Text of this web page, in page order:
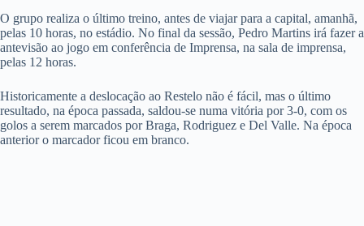
O grupo realiza o último treino, antes de viajar para a capital, amanhã,
pelas 10 horas, no estádio. No final da sessão, Pedro Martins irá fazer a
antevisão ao jogo em conferência de Imprensa, na sala de imprensa,
pelas 12 horas.
Historicamente a deslocação ao Restelo não é fácil, mas o último
resultado, na época passada, saldou-se numa vitória por 3-0, com os
golos a serem marcados por Braga, Rodriguez e Del Valle. Na época
anterior o marcador ficou em branco.